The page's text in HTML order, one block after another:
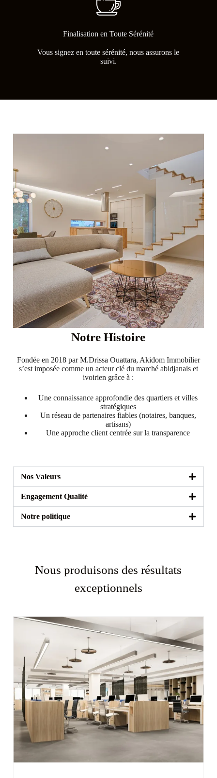
Finalisation en Toute Sérénité
Vous signez en toute sérénité, nous assurons le
suivi.
Notre Histoire
Fondée en 2018 par M.Drissa Ouattara, Akidom Immobilier
s’est imposée comme un acteur clé du marché abidjanais et
ivoirien grâce à :
Une connaissance approfondie des quartiers et villes
stratégiques
Un réseau de partenaires fiables (notaires, banques,
artisans)
Une approche client centrée sur la transparence
Nos Valeurs
Engagement Qualité
Notre politique
Nous produisons des résultats
exceptionnels